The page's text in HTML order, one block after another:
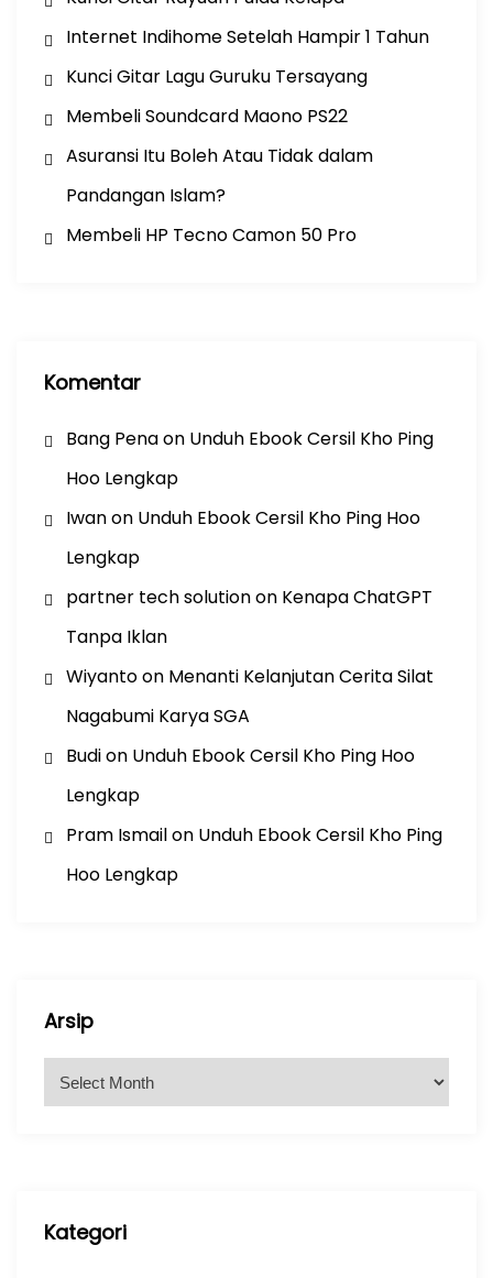
Internet Indihome Setelah Hampir 1 Tahun
Kunci Gitar Lagu Guruku Tersayang
Membeli Soundcard Maono PS22
Asuransi Itu Boleh Atau Tidak dalam
Pandangan Islam?
Membeli HP Tecno Camon 50 Pro
Komentar
Bang Penaon Unduh Ebook Cersil Kho Ping
Hoo Lengkap
Iwanon Unduh Ebook Cersil Kho Ping Hoo
Lengkap
partner tech solutionon Kenapa ChatGPT
Tanpa Iklan
Wiyantoon Menanti Kelanjutan Cerita Silat
Nagabumi Karya SGA
Budion Unduh Ebook Cersil Kho Ping Hoo
Lengkap
Pram Ismailon Unduh Ebook Cersil Kho Ping
Hoo Lengkap
Arsip
Kategori